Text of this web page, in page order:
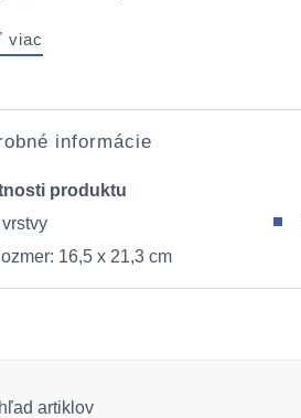
viac
informácie
produktu
vrstvy
16,5 x 21,3 cm
artiklov